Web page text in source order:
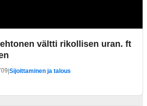
vältti rikollisen uran. ft
Sijoittaminen ja talous